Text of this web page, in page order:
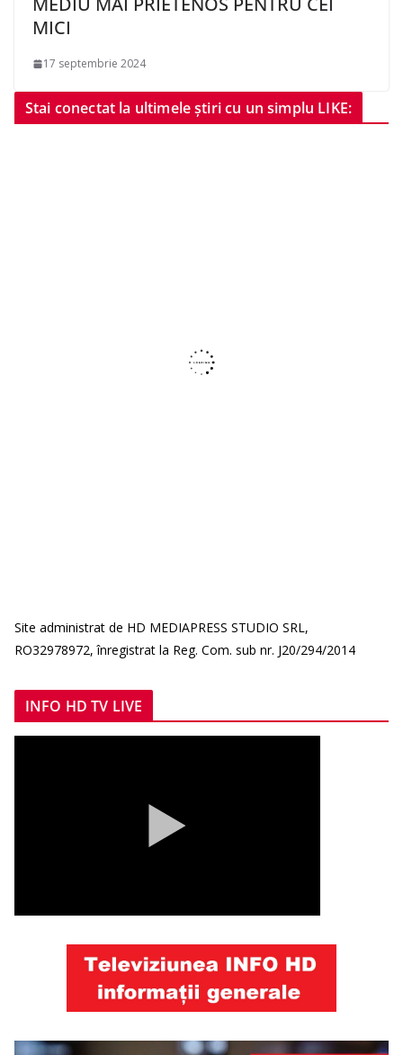
MICI
17 septembrie 2024
Stai conectat la ultimele știri cu un simplu LIKE:
Site administrat de HD MEDIAPRESS STUDIO SRL,
RO32978972, înregistrat la Reg. Com. sub nr. J20/294/2014
INFO HD TV LIVE